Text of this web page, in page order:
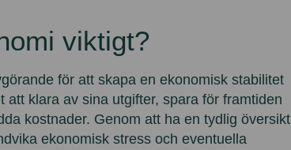
viktigt?
för att skapa en ekonomisk stabilitet
klara av sina utgifter, spara för framtiden
kostnader. Genom att ha en tydlig översikt
ekonomisk stress och eventuella